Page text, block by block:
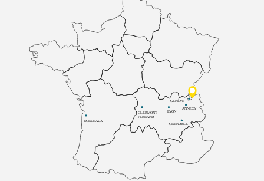
BORDEAUX
CLERMONT-
FERRAND
LYON
ANNECY
GRENOBLE
GENÈVE